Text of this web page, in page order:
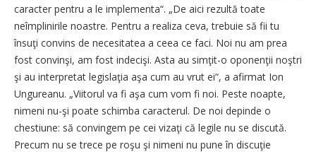
caracter pentru a le implementa“. „De aici rezultă toate
neîmplinirile noastre. Pentru a realiza ceva, trebuie să fii tu
însuţi convins de necesitatea a ceea ce faci. Noi nu am prea
fost convinşi, am fost indecişi. Asta au simţit-o oponenţii noştri
şi au interpretat legislaţia aşa cum au vrut ei“, a afirmat Ion
Ungureanu. „Viitorul va fi aşa cum vom fi noi. Peste noapte,
nimeni nu-şi poate schimba caracterul. De noi depinde o
chestiune: să convingem pe cei vizaţi că legile nu se discută.
Precum nu se trece pe roşu şi nimeni nu pune în discuţie